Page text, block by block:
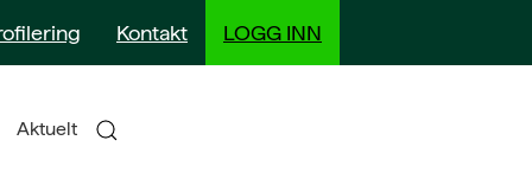
Kontakt LOGG INN
Aktuelt